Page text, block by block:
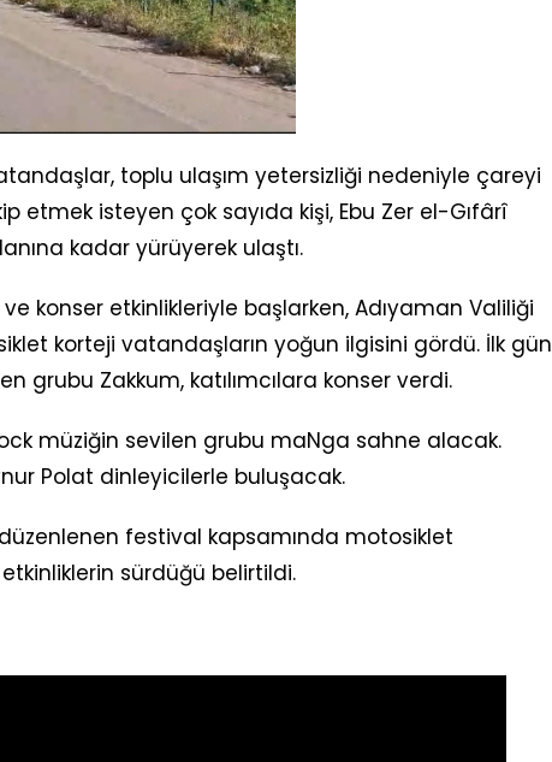
toplu ulaşım yetersizliği nedeniyle çareyi
etmek isteyen çok sayıda kişi, Ebu Zer el-Gıfârî
kadar yürüyerek ulaştı.
konser etkinlikleriyle başlarken, Adıyaman Valiliği
korteji vatandaşların yoğun ilgisini gördü. İlk gün
grubu Zakkum, katılımcılara konser verdi.
müziğin sevilen grubu maNga sahne alacak.
Polat dinleyicilerle buluşacak.
düzenlenen festival kapsamında motosiklet
sürdüğü belirtildi.